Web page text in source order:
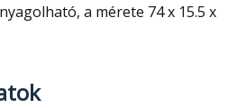
a mérete 74 x 15.5 x